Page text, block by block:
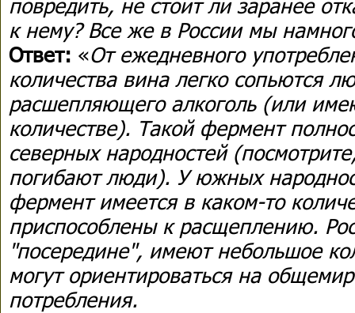
к нему? Все же в России мы
Ответ: «От ежедневного
количества вина легко сопьются
расшепляющего алкоголь (или
количестве). Такой фермент
северных народностей
погибают люди). У южных
фермент имеется в каком-то
приспособлены к расщеплению.
"посередине", имеют небольшое
могут ориентироваться на
потребления.